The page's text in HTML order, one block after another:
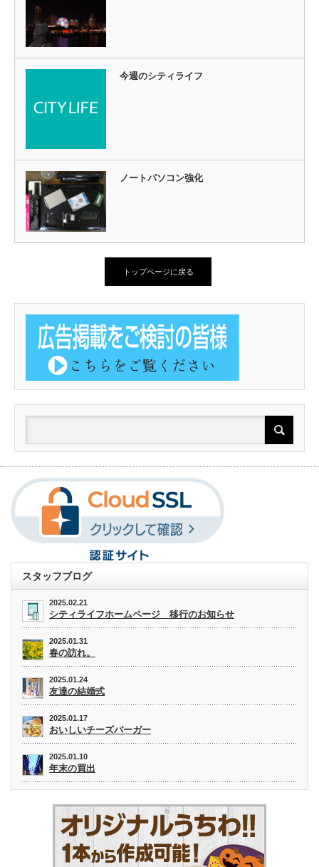
今週のシティライフ
ノートパソコン強化
トップページに戻る
スタッフブログ
2025.02.21
シティライフホームページ 移行のお知らせ
2025.01.31
春の訪れ。
2025.01.24
友達の結婚式
2025.01.17
おいしいチーズバーガー
2025.01.10
年末の買出